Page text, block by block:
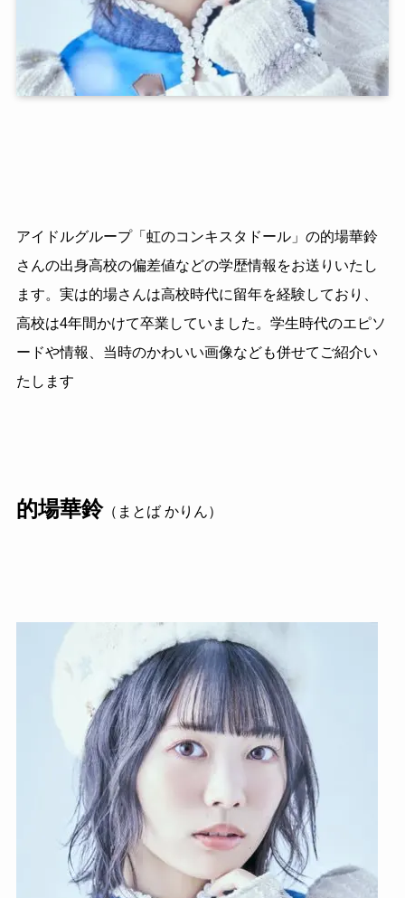
アイドルグループ「虹のコンキスタドール」の的場華鈴
さんの出身高校の偏差値などの学歴情報をお送りいたし
ます。実は的場さんは高校時代に留年を経験しており、
高校は4年間かけて卒業していました。学生時代のエピソ
ードや情報、当時のかわいい画像なども併せてご紹介い
たします
的場華鈴（まとば かりん）